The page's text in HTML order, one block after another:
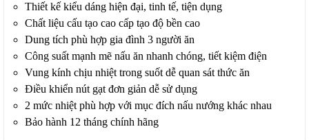
Thiết kế kiểu dáng hiện đại, tinh tế, tiện dụng
Chất liệu cấu tạo cao cấp tạo độ bền cao
Dung tích phù hợp gia đình 3 người ăn
Công suất mạnh mẽ nấu ăn nhanh chóng, tiết kiệm điện
Vung kính chịu nhiệt trong suốt dễ quan sát thức ăn
Điều khiển nút gạt đơn giản dễ sử dụng
2 mức nhiệt phù hợp với mục đích nấu nướng khác nhau
Bảo hành 12 tháng chính hãng